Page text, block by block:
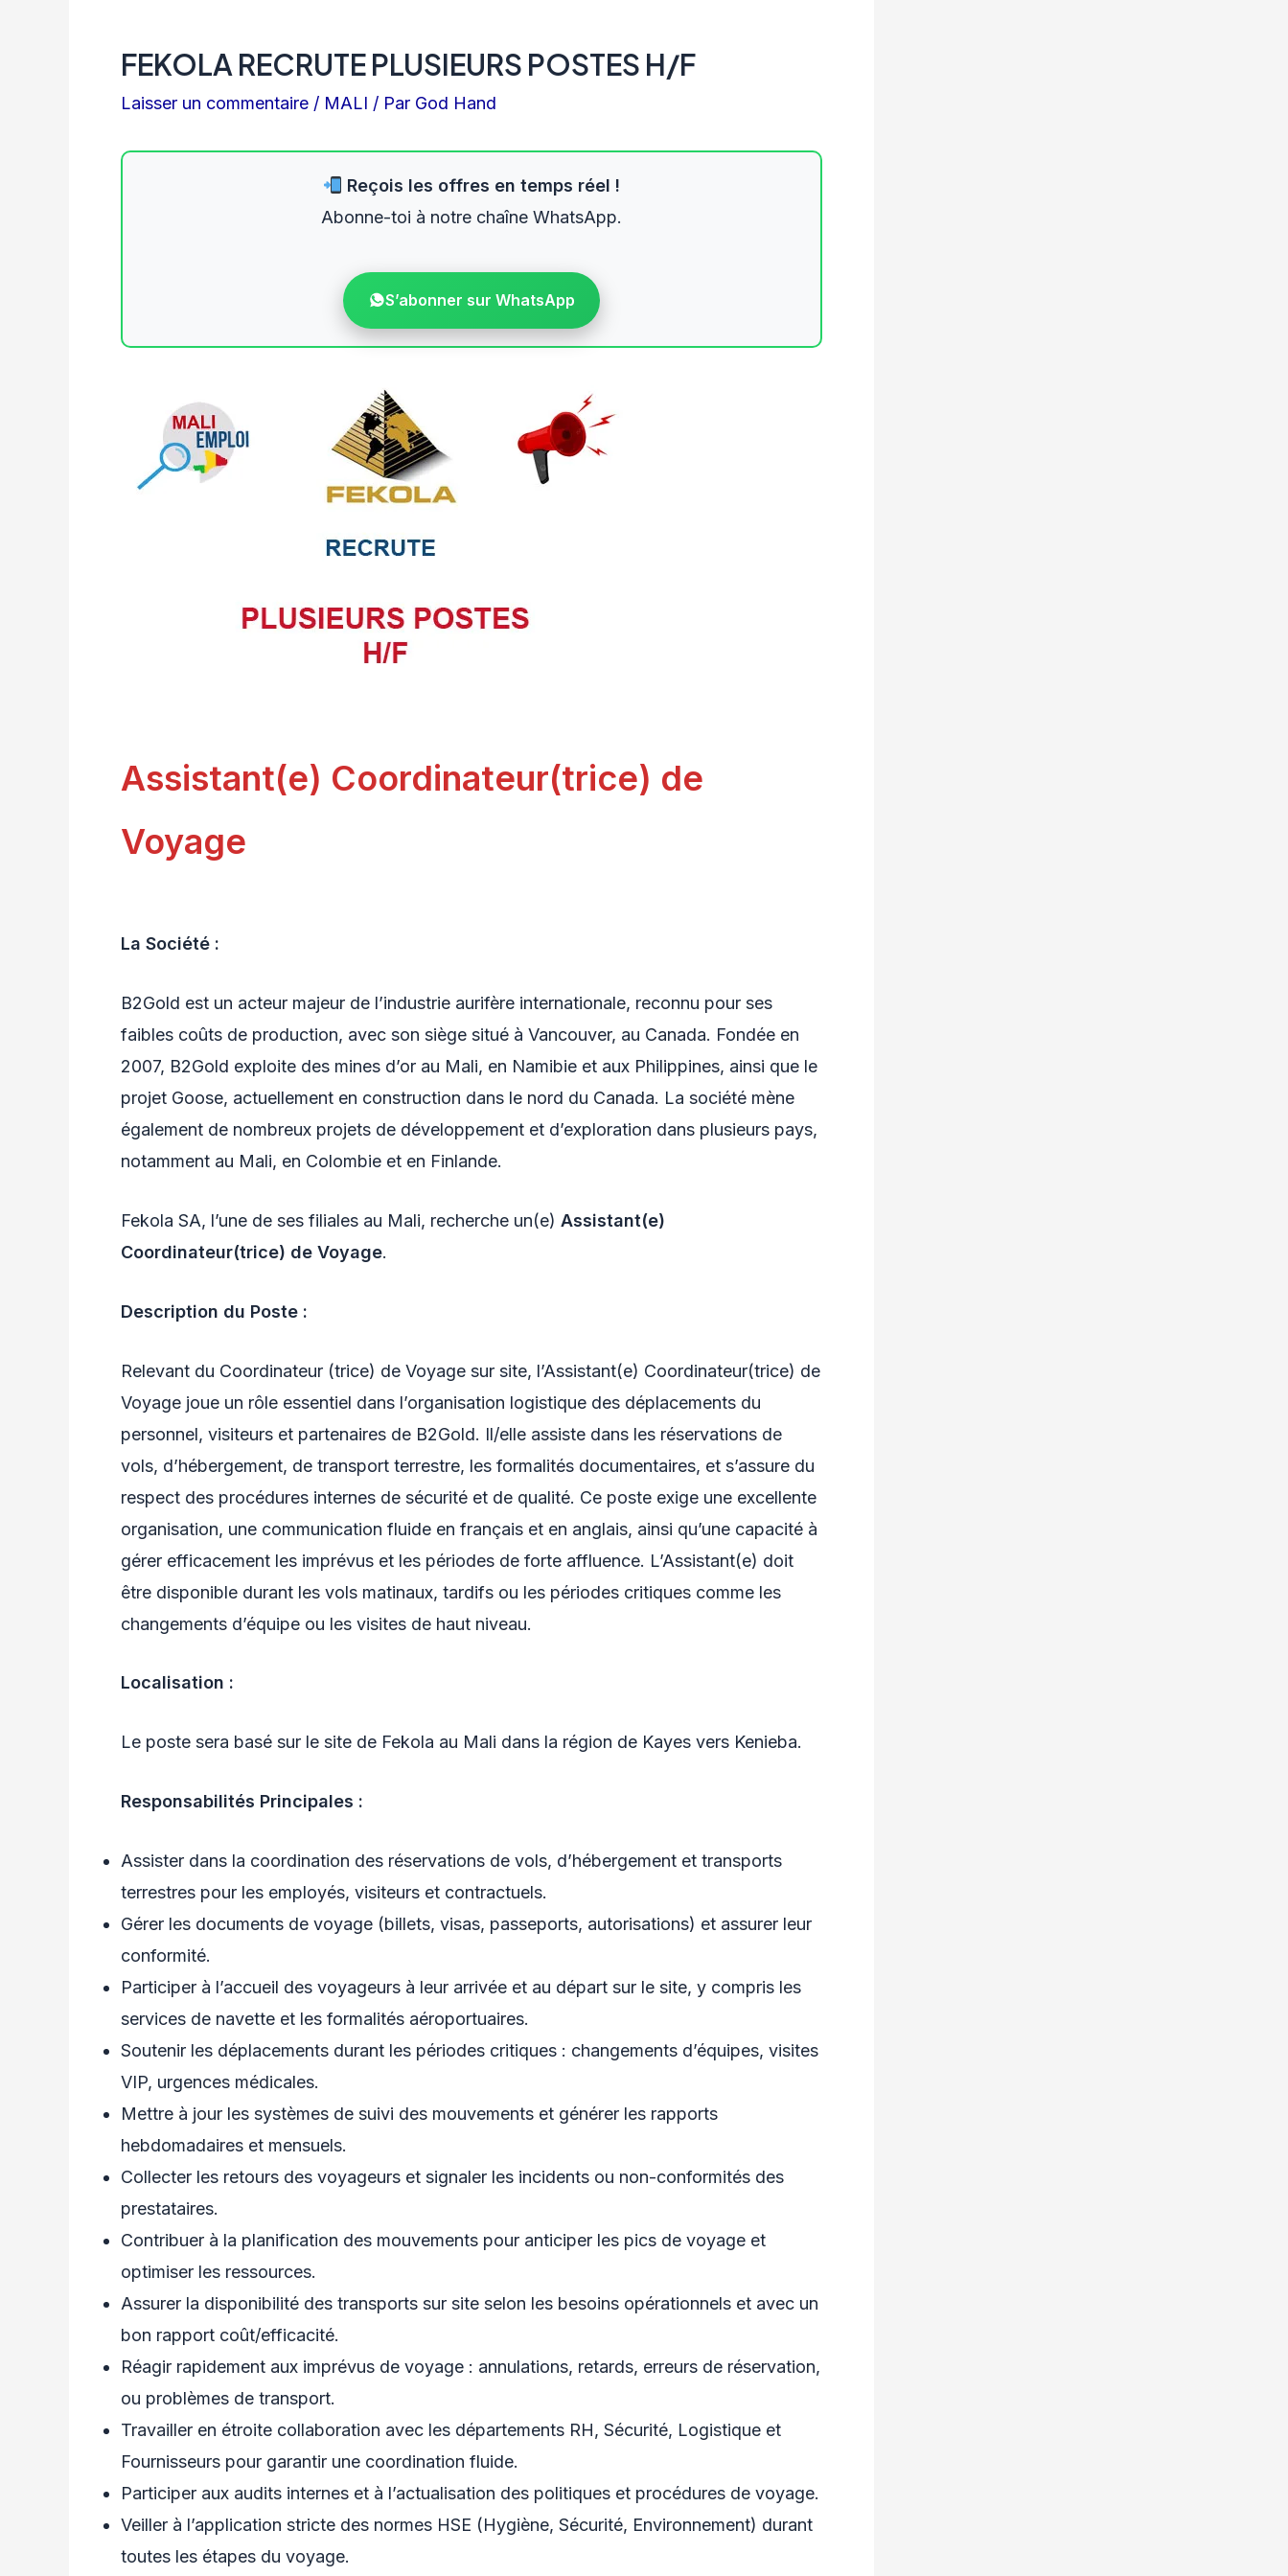
FEKOLA RECRUTE PLUSIEURS POSTES H/F
Laisser un commentaire / MALI / Par God Hand
Reçois les offres en temps réel !
Abonne-toi à notre chaîne WhatsApp.
S’abonner sur WhatsApp
Assistant(e) Coordinateur(trice) de
Voyage
La Société :
B2Gold est un acteur majeur de l’industrie aurifère internationale, reconnu pour ses
faibles coûts de production, avec son siège situé à Vancouver, au Canada. Fondée en
2007, B2Gold exploite des mines d’or au Mali, en Namibie et aux Philippines, ainsi que le
projet Goose, actuellement en construction dans le nord du Canada. La société mène
également de nombreux projets de développement et d’exploration dans plusieurs pays,
notamment au Mali, en Colombie et en Finlande.
Fekola SA, l’une de ses filiales au Mali, recherche un(e) Assistant(e)
Coordinateur(trice) de Voyage.
Description du Poste :
Relevant du Coordinateur (trice) de Voyage sur site, l’Assistant(e) Coordinateur(trice) de
Voyage joue un rôle essentiel dans l’organisation logistique des déplacements du
personnel, visiteurs et partenaires de B2Gold. Il/elle assiste dans les réservations de
vols, d’hébergement, de transport terrestre, les formalités documentaires, et s’assure du
respect des procédures internes de sécurité et de qualité. Ce poste exige une excellente
organisation, une communication fluide en français et en anglais, ainsi qu’une capacité à
gérer efficacement les imprévus et les périodes de forte affluence. L’Assistant(e) doit
être disponible durant les vols matinaux, tardifs ou les périodes critiques comme les
changements d’équipe ou les visites de haut niveau.
Localisation :
Le poste sera basé sur le site de Fekola au Mali dans la région de Kayes vers Kenieba.
Responsabilités Principales :
Assister dans la coordination des réservations de vols, d’hébergement et transports
terrestres pour les employés, visiteurs et contractuels.
Gérer les documents de voyage (billets, visas, passeports, autorisations) et assurer leur
conformité.
Participer à l’accueil des voyageurs à leur arrivée et au départ sur le site, y compris les
services de navette et les formalités aéroportuaires.
Soutenir les déplacements durant les périodes critiques : changements d’équipes, visites
VIP, urgences médicales.
Mettre à jour les systèmes de suivi des mouvements et générer les rapports
hebdomadaires et mensuels.
Collecter les retours des voyageurs et signaler les incidents ou non-conformités des
prestataires.
Contribuer à la planification des mouvements pour anticiper les pics de voyage et
optimiser les ressources.
Assurer la disponibilité des transports sur site selon les besoins opérationnels et avec un
bon rapport coût/efficacité.
Réagir rapidement aux imprévus de voyage : annulations, retards, erreurs de réservation,
ou problèmes de transport.
Travailler en étroite collaboration avec les départements RH, Sécurité, Logistique et
Fournisseurs pour garantir une coordination fluide.
Participer aux audits internes et à l’actualisation des politiques et procédures de voyage.
Veiller à l’application stricte des normes HSE (Hygiène, Sécurité, Environnement) durant
toutes les étapes du voyage.